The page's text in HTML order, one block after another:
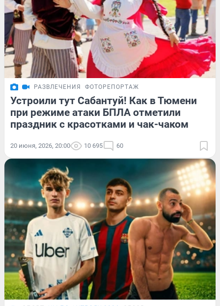
РАЗВЛЕЧЕНИЯ ФОТОРЕПОРТАЖ
Устроили тут Сабантуй! Как в Тюмени
при режиме атаки БПЛА отметили
праздник с красотками и чак-чаком
20 июня, 2026, 20:00 10 695 60